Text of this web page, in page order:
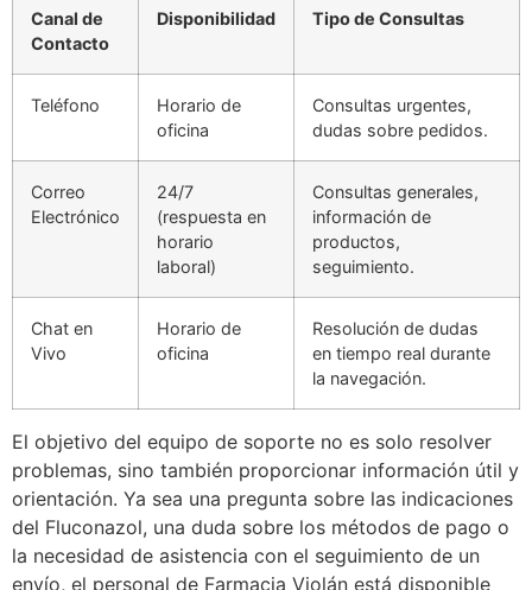
Canal de
Contacto
Disponibilidad Tipo de Consultas
Teléfono
Horario de
oficina
Consultas urgentes,
dudas sobre pedidos.
Correo
Electrónico
24/7
(respuesta en
horario
laboral)
Consultas generales,
información de
productos,
seguimiento.
Chat en
Vivo
Horario de
oficina
Resolución de dudas
en tiempo real durante
la navegación.
El objetivo del equipo de soporte no es solo resolver
problemas, sino también proporcionar información útil y
orientación. Ya sea una pregunta sobre las indicaciones
del Fluconazol, una duda sobre los métodos de pago o
la necesidad de asistencia con el seguimiento de un
envío, el personal de Farmacia Violán está disponible